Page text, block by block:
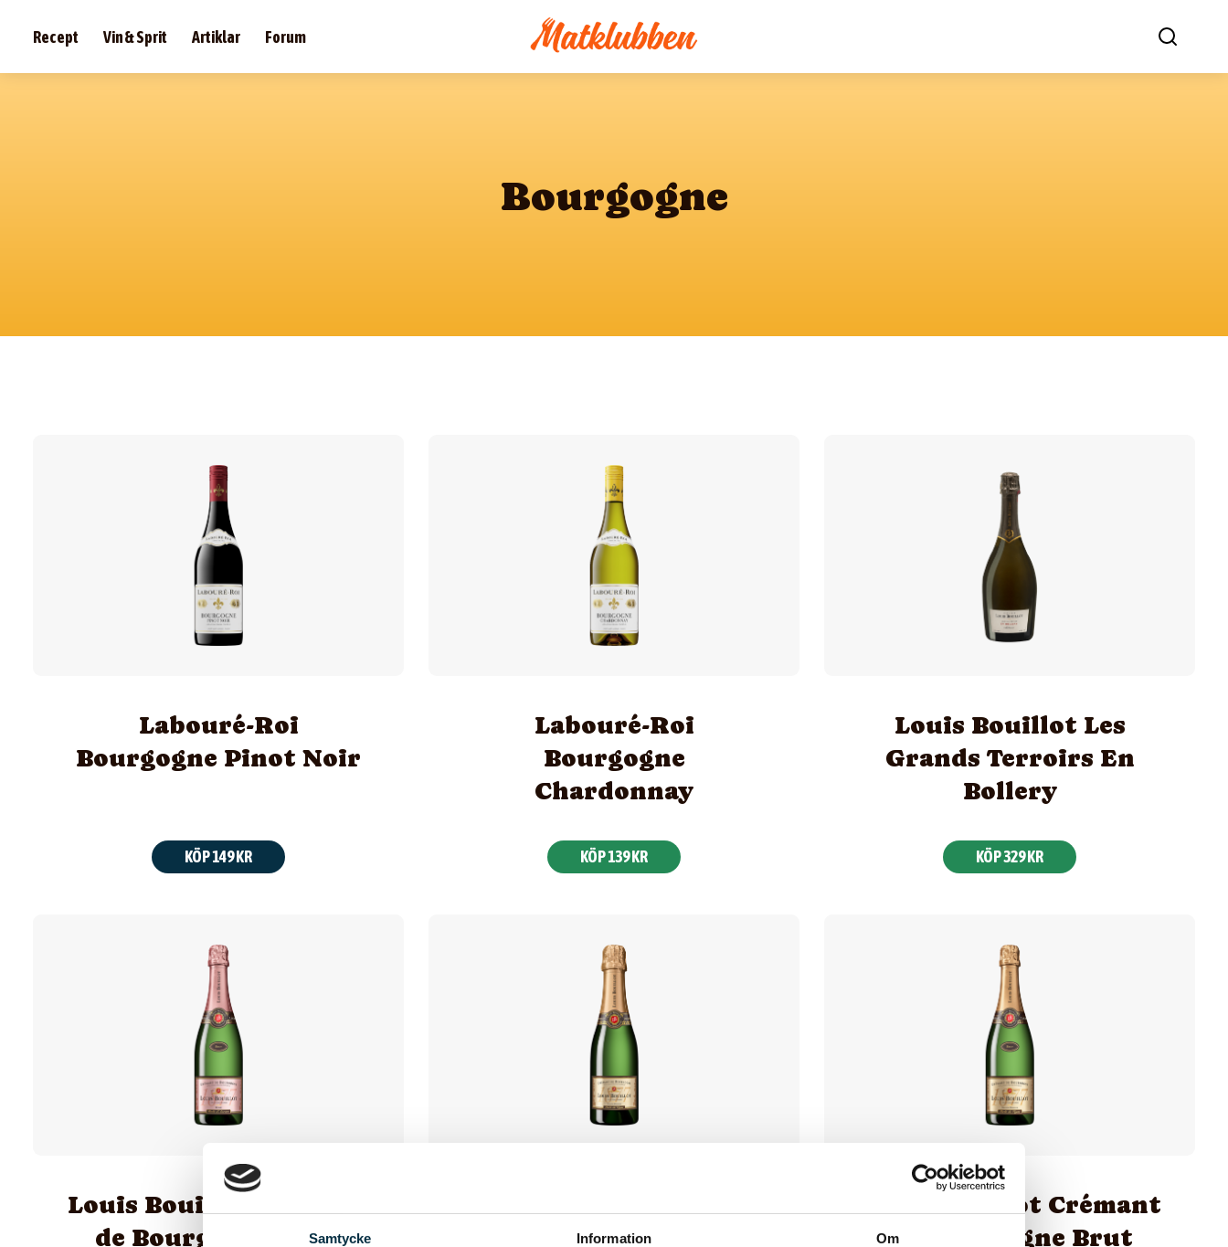
Samtycke Information Om
Recept Vin & Sprit Artiklar Forum
Bourgogne
Labouré-Roi
Bourgogne Pinot Noir
KÖP 149 KR
Labouré-Roi
Bourgogne
Chardonnay
KÖP 139 KR
Louis Bouillot Les
Grands Terroirs En
Bollery
KÖP 329 KR
Louis Bouillot Crémant
de Bourgogne Rosé
de Bourgogne Brut
Louis Bouillot Crémant
de Bourgogne Brut